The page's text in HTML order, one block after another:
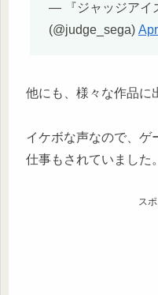
— 『ジャッジアイ
(@judge_sega)
他にも、様々な作品に
イケボな声なので、ゲ
仕事もされていました。
ス